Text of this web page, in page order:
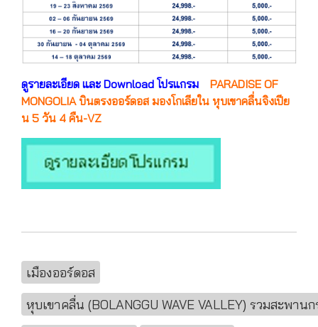
ดูรายละเอียด และ Download โปรแกรม
PARADISE OF
MONGOLIA บินตรงออร์ดอส มองโกเลียใน หุบเขาคลื่นจิงเปีย
น 5 วัน 4 คืน-VZ
เมืองออร์ดอส
หุบเขาคลื่น (BOLANGGU WAVE VALLEY) รวมสะพาน